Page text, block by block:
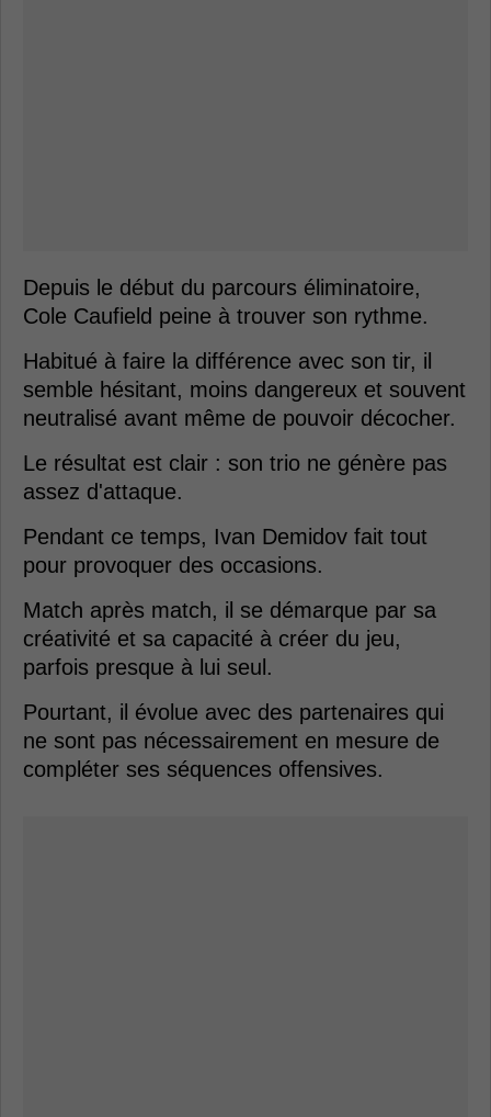
Depuis le début du parcours éliminatoire,
Cole Caufield peine à trouver son rythme.
Habitué à faire la différence avec son tir, il
semble hésitant, moins dangereux et souvent
neutralisé avant même de pouvoir décocher.
Le résultat est clair : son trio ne génère pas
assez d'attaque.
Pendant ce temps, Ivan Demidov fait tout
pour provoquer des occasions.
Match après match, il se démarque par sa
créativité et sa capacité à créer du jeu,
parfois presque à lui seul.
Pourtant, il évolue avec des partenaires qui
ne sont pas nécessairement en mesure de
compléter ses séquences offensives.